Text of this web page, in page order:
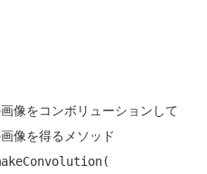
をコンボリューションして
像を得るメソッド